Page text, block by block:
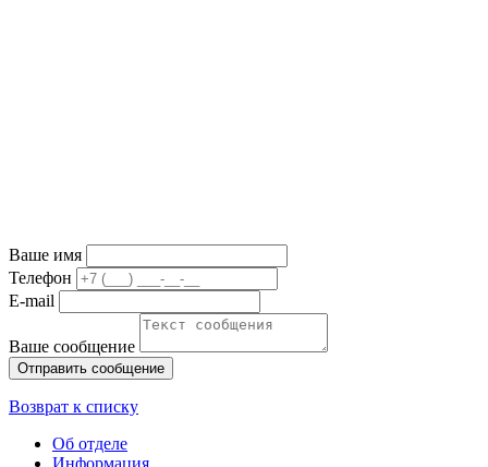
Ваше имя
Телефон
E-mail
Ваше сообщение
Возврат к списку
Об отделе
Информация